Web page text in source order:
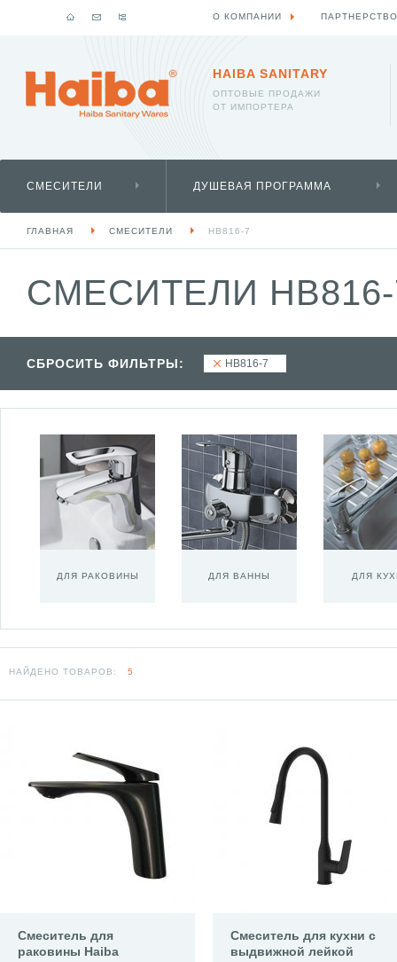
HAIBA SANITARY
ОПТОВЫЕ ПРОДАЖИ
ОТ ИМПОРТЕРА
СМЕСИТЕЛИ ДУШЕВАЯ ПРОГРАММА
ГЛАВНАЯ СМЕСИТЕЛИ HB816-7
СМЕСИТЕЛИ
СБРОСИТЬ ФИЛЬТРЫ: HB816-7
ДЛЯ РАКОВИНЫ ДЛЯ ВАННЫ ДЛЯ
НАЙДЕНО ТОВАРОВ: 5
Смеситель для
раковины Haiba
Смеситель для кухни с
выдвижной лейкой
О КОМПАНИИ ПАРТНЕРСТВО